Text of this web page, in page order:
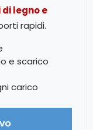
legno e
rapidi.
e scarico
carico